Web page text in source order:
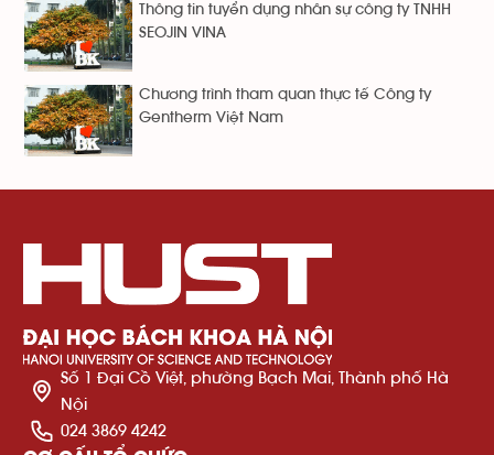
Thông tin tuyển dụng nhân sự công ty TNHH
SEOJIN VINA
Chương trình tham quan thực tế Công ty
Gentherm Việt Nam
Số 1 Đại Cồ Việt, phường Bạch Mai, Thành phố Hà
Nội
024 3869 4242